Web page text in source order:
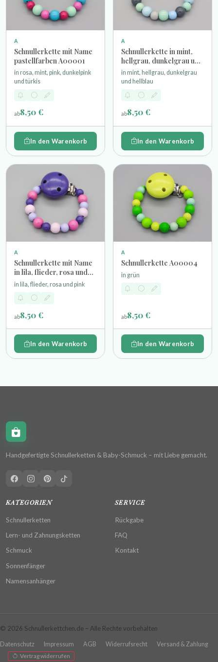
A
Schnullerkette mit Name
pastellfarben A00001
in rosa, mint, pink, dunkelpink
und türkis
ab8,50 €
In den Warenkorb
A
Schnullerkette in mint,
hellgrau, dunkelgrau und
hellblau
in mint, hellgrau, dunkelgrau
und hellblau
ab8,50 €
In den Warenkorb
A
Schnullerkette mit Name
in lila, flieder, rosa und
pink
in lila, flieder, rosa und pink
ab8,50 €
In den Warenkorb
A
Schnullerkette A00004
in grün
ab8,50 €
In den Warenkorb
Handgefertigte Schnullerketten & Baby-Schmuck – mit Liebe gemacht.
KATEGORIEN
Schnullerketten
Lern- und Zahnungsketten
Schmuck
Sonnenfänger
Namensanhänger
SERVICE
Rückgabe
FAQ
Kontakt
© 2026 Schnullerkettchen.de – Alle Rechte vorbehalten
Datenschutz Impressum AGB Widerrufsrecht
Versand & Zahlung
Vertrag widerrufen